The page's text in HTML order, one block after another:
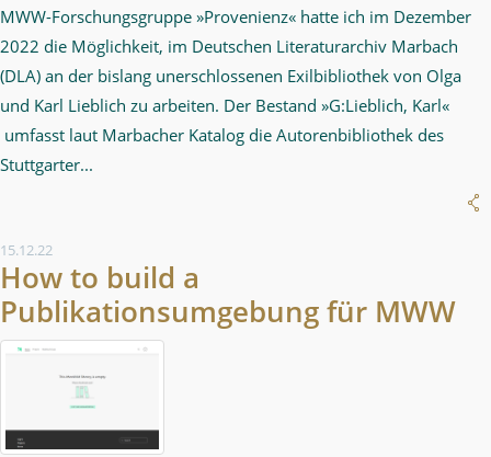
MWW-Forschungsgruppe »Provenienz« hatte ich im Dezember
2022 die Möglichkeit, im Deutschen Literaturarchiv Marbach
(DLA) an der bislang unerschlossenen Exilbibliothek von Olga
und Karl Lieblich zu arbeiten. Der Bestand »G:Lieblich, Karl«
umfasst laut Marbacher Katalog die Autorenbibliothek des
Stuttgarter...
15.12.22
How to build a
Publikationsumgebung für MWW